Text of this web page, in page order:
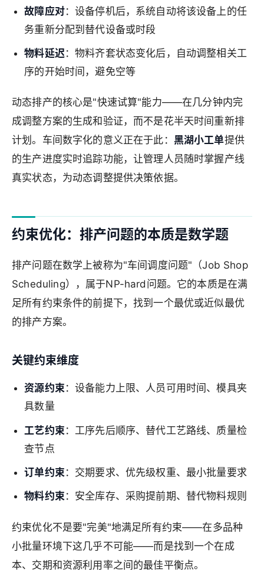
故障应对：设备停机后，系统自动将该设备上的任
务重新分配到替代设备或时段
物料延迟 ：物料齐套状态变化后，自动调整相关工
序的开始时间，避免空等
动态排产的核心是"快速试算"能力——在几分钟内完
成调整方案的生成和验证，而不是花半天时间重新排
计划。车间数字化的意义正在于此： 黑湖小工单提供
的生产进度实时追踪功能，让管理人员随时掌握产线
真实状态，为动态调整提供决策依据。
约束优化：排产问题的本质是数学题
排产问题在数学上被称为"车间调度问题"（Job Shop
Scheduling），属于NP-hard问题。它的本质是在满
足所有约束条件的前提下，找到一个最优或近似最优
的排产方案。
关键约束维度
资源约束：设备能力上限、人员可用时间、模具夹
具数量
工艺约束 ：工序先后顺序、替代工艺路线、质量检
查节点
订单约束：交期要求、优先级权重、最小批量要求
物料约束：安全库存、采购提前期、替代物料规则
约束优化不是要"完美"地满足所有约束——在多品种
小批量环境下这几乎不可能——而是找到一个在成
本、交期和资源利用率之间的最佳平衡点。